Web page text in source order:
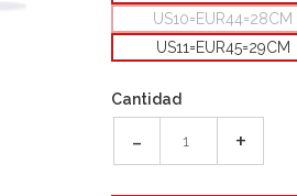
US10=EUR44=28CM
US11=EUR45=29CM
Cantidad
- +